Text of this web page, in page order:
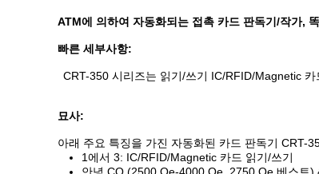
ATM에 의하여 자동화되는 접촉 카드 판독기/작가,
빠른 세부사항:
CRT-350 시리즈는 읽기/쓰기 IC/RFID/Magnetic
묘사:
아래 주요 특징을 가진 자동화된 카드 판독기 CRT-
1에서 3: IC/RFID/Magnetic 카드 읽기/쓰기